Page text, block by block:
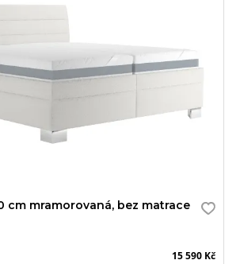
cm mramorovaná, bez matrace
15 590 Kč